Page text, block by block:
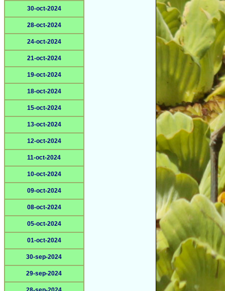
30-oct-2024
28-oct-2024
24-oct-2024
21-oct-2024
19-oct-2024
18-oct-2024
15-oct-2024
13-oct-2024
12-oct-2024
11-oct-2024
10-oct-2024
09-oct-2024
08-oct-2024
05-oct-2024
01-oct-2024
30-sep-2024
29-sep-2024